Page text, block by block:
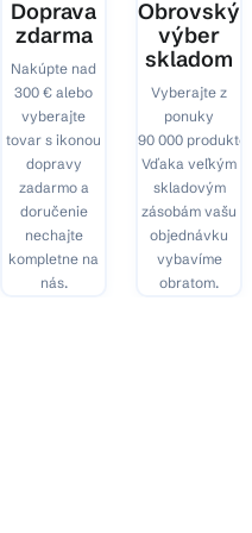
Doprava
zdarma
Nakúpte nad
300 € alebo
vyberajte
tovar s ikonou
dopravy
zadarmo a
doručenie
nechajte
kompletne na
nás.
Obrovský
výber
skladom
Vyberajte z
ponuky
90 000 produktov.
Vďaka veľkým
skladovým
zásobám vašu
objednávku
vybavíme
obratom.